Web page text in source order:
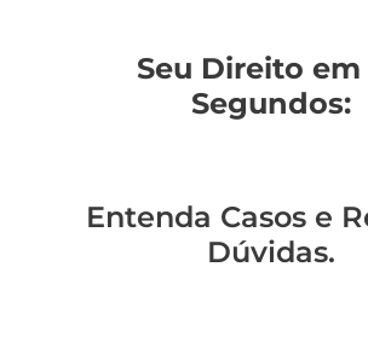
Seu Direito em
Segundos:
Entenda Casos e
Dúvidas.